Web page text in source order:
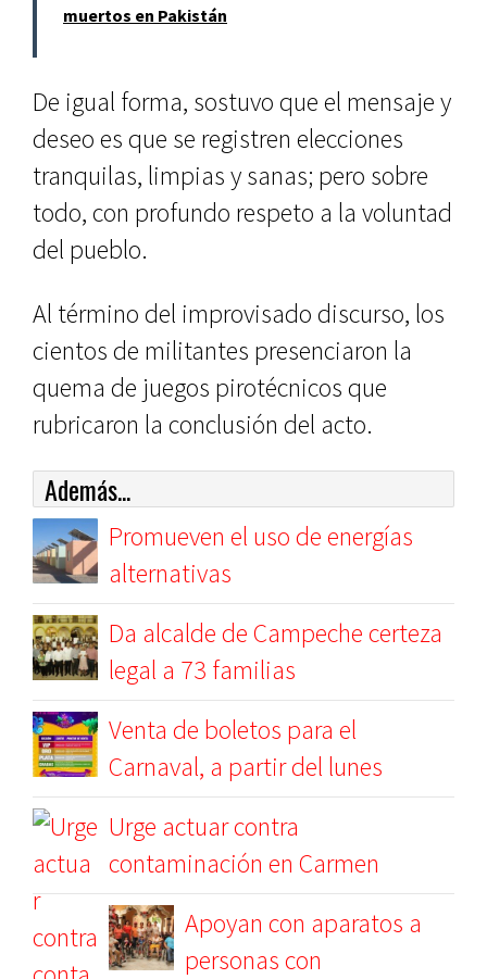
muertos en Pakistán
De igual forma, sostuvo que el mensaje y
deseo es que se registren elecciones
tranquilas, limpias y sa­nas; pero sobre
todo, con profundo respeto a la voluntad
del pueblo.
Al término del improvisado dis­curso, los
cientos de militantes presenciaron la
quema de juegos pirotécnicos que
rubricaron la con­clusión del acto.
Además...
Promueven el uso de energías
alternativas
Da alcalde de Campeche certeza
legal a 73 familias
Venta de boletos para el
Carnaval, a partir del lunes
Urge actuar contra
contaminación en Carmen
Apoyan con aparatos a
personas con